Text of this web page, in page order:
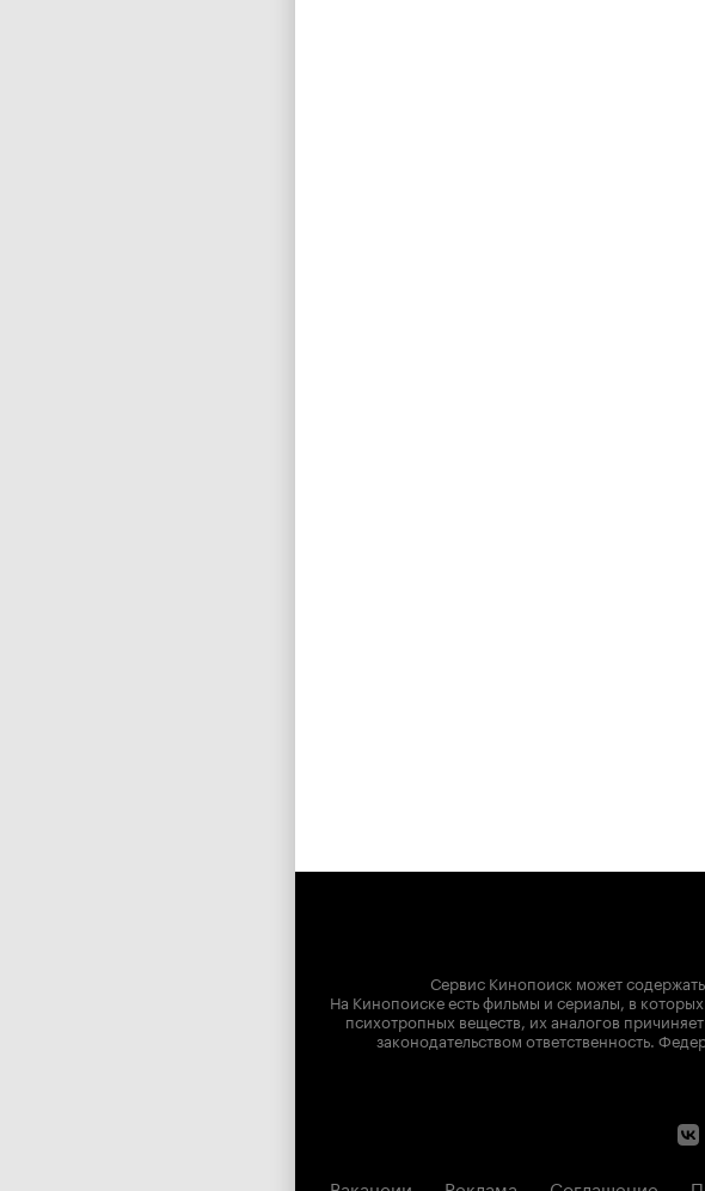
Сервис Кинопоиск может
На Кинопоиске есть фильмы и сериалы, в
психотропных веществ, их аналогов
законодательством ответственность.